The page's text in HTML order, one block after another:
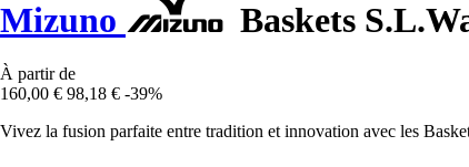
Mizuno Baskets
À partir de
160,00 € 98,18 € -39%
Vivez la fusion parfaite entre tradition et innovation avec les